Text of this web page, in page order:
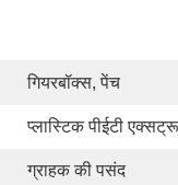
गियरबॉक्स, पेंच
प्लास्टिक पीईटी
ग्राहक की पसंद